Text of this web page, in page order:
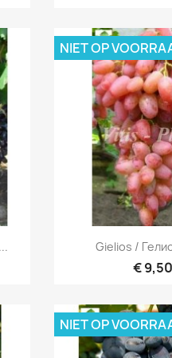
Snel
Gielios /
€ 9,50
NIET OP
NIET OP